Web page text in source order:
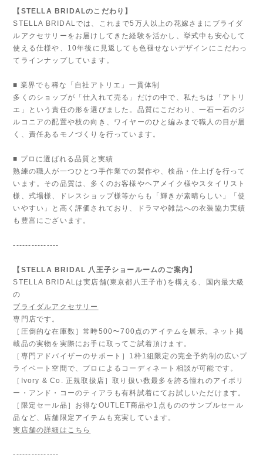
【STELLA BRIDALのこだわり】
STELLA BRIDALでは、これまで5万人以上の花嫁さまにブライダ
ルアクセサリーをお届けしてきた経験を活かし、挙式中も安心して
使える仕様や、10年後に見返しても色褪せないデザインにこだわっ
てラインナップしています。
■ 業界でも稀な「自社アトリエ」一貫体制
多くのショップが「仕入れて売る」だけの中で、私たちは「アトリ
エ」という責任の形を選びました。品質にこだわり、一石一石のジ
ルコニアの配置や枝の向き、ワイヤーのひと編みまで職人の目が届
く、責任あるモノづくりを行っています。
■ プロに選ばれる品質と実績
熟練の職人が一つひとつ手作業での製作や、検品・仕上げを行って
います。その品質は、多くのお客様やヘアメイク様やスタイリスト
様、式場様、ドレスショップ様等からも「輝きが素晴らしい」「使
いやすい」と高く評価されており、ドラマや雑誌への衣装協力実績
も豊富にございます。
---------------
【STELLA BRIDAL 八王子ショールームのご案内】
STELLA BRIDALは実店舗(東京都八王子市)を構える、国内最大級
の
ブライダルアクセサリー
専門店です。
［圧倒的な在庫数］常時500〜700点のアイテムを展示。ネット掲
載品の実物を実際にお手に取ってご試着頂けます。
［専門アドバイザーのサポート］1枠1組限定の完全予約制の広いプ
ライベート空間で、プロによるコーディネート相談が可能です。
［Ivory & Co. 正規取扱店］取り扱い数最多を誇る憧れのアイボリ
ー・アンド・コーのティアラも有料試着にてお試しいただけます。
［限定セール品］お得なOUTLET商品や1点もののサンプルセール
品など、店舗限定アイテムも充実しています。
実店舗の詳細はこちら
---------------